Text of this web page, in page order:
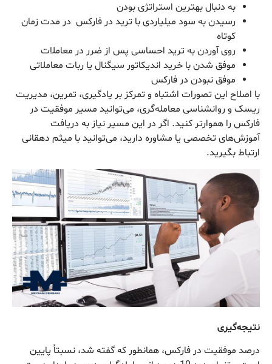
به دنبال بهترین استراتژی بودن
رسیدن به سود میلیاردی با ترید در فارکس در مدت زمان
کوتاه
روی آوردن به ترید احساسی پس از ضرر در معاملات
موفق شدن با خرید اندیکاتور سیگنال یا ربات معاملاتی
موفق نبودن در فارکس
با اصلاح این تصورات اشتباه و تمرکز بر یادگیری، تمرین، مدیریت
ریسک و روانشناسی معامله‌گری، می‌توانید مسیر موفقیت در
فارکس را هموارتر کنید. اگر در این مسیر نیاز به دریافت
آموزش‌های تخصصی یا مشاوره دارید، می‌توانید با میثم دهقانی
ارتباط بگیرید.
نتیجه‌گیری
درصد موفقیت در فارکس، همانطور که گفته شد، نسبتاً پایین